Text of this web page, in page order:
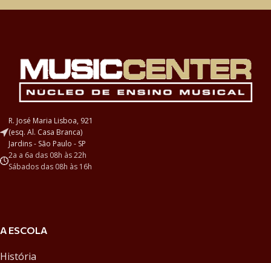
R. José Maria Lisboa, 921
(esq. Al. Casa Branca)
Jardins - São Paulo - SP
2a a 6a das 08h às 22h
Sábados das 08h às 16h
A ESCOLA
História